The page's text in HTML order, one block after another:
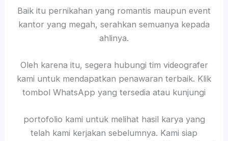
Baik itu pernikahan yang romantis maupun event
kantor yang megah, serahkan semuanya kepada
ahlinya.
Oleh karena itu, segera hubungi tim videografer
kami untuk mendapatkan penawaran terbaik. Klik
tombol WhatsApp yang tersedia atau kunjungi
portofolio kami untuk melihat hasil karya yang
telah kami kerjakan sebelumnya. Kami siap